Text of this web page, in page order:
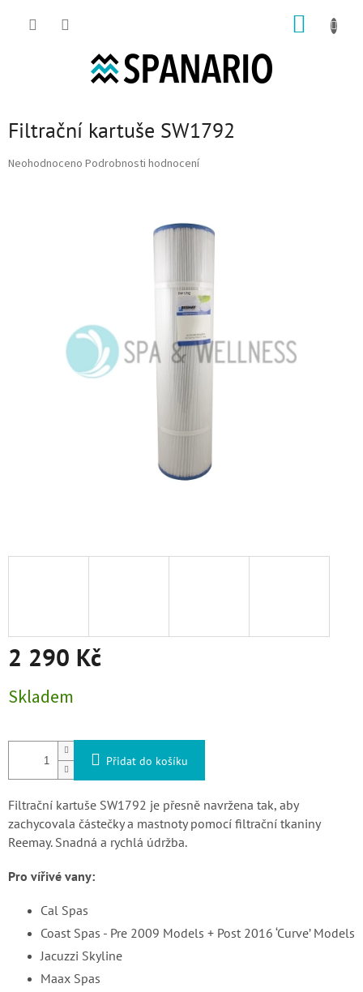
Filtrační kartuše SW1792
Průměrné hodnocení produktu je 0,0 z 5 hvězdiček.
Neohodnoceno Podrobnosti hodnocení
2 290 Kč
Skladem
Přidat do košíku
Filtrační kartuše SW1792 je přesně navržena tak, aby
zachycovala částečky a mastnoty pomocí filtrační tkaniny
Reemay. Snadná a rychlá údržba.
Pro vířivé vany:
Cal Spas
Coast Spas - Pre 2009 Models + Post 2016 ‘Curve’ Models
Jacuzzi Skyline
Maax Spas